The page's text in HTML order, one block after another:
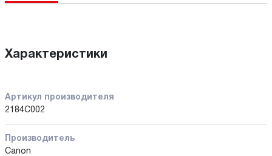
Характеристики
Артикул производителя
2184C002
Производитель
Canon